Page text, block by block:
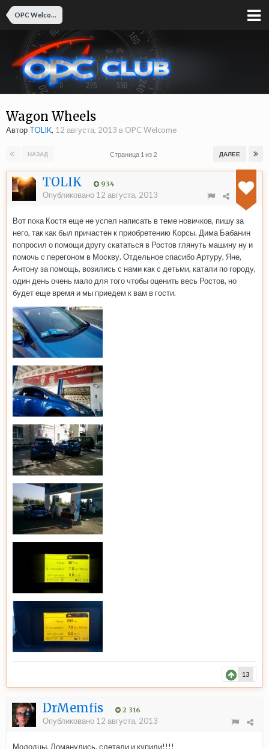
OPC Welcome
Wagon Wheels
Автор TOLIK, 12 августа, 2013 в OPC Welcome
НАЗАД ДАЛЕЕ
Страница 1 из 2
TOLIK 934
Опубликовано 12 августа, 2013
Вот пока Костя еще не успел написать в теме новичков, пишу за
него, так как был причастен к приобретению Корсы. Дима Бабанин
попросил о помощи другу скататься в Ростов глянуть машину ну и
помочь с перегоном в Москву. Отдельное спасибо Артуру, Яне,
Антону за помощь, возились с нами как с детьми, катали по городу,
один день очень мало для того чтобы оценить весь Ростов, но
будет еще время и мы приедем к вам в гости.
13
DrMemfis 2 316
Опубликовано 12 августа, 2013
Молодцы. Ломанулись, слетали и купили!!!!